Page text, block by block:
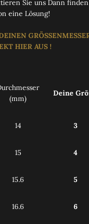
Sie uns Dann
eine Lösung!
HIER AUS !
(mm)
Deine
14 3
15 4
15.6 5
16.6 6